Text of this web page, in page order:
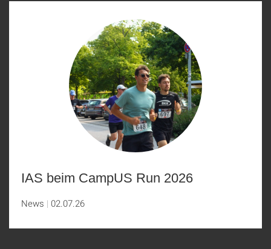
IAS beim CampUS Run 2026
News 02.07.26